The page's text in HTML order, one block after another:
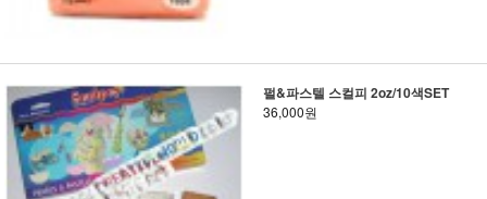
펄&파스텔 스컬피 2oz/10색SET
36,000원